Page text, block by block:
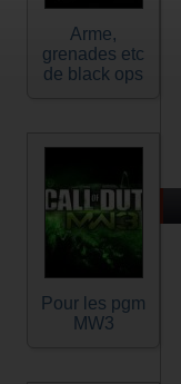
Arme,
grenades etc
de black ops
Pour les pgm
MW3